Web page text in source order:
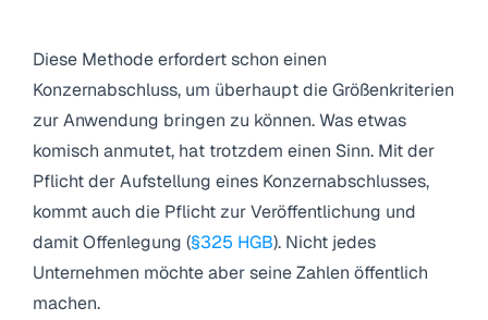
Diese Methode erfordert schon einen
Konzernabschluss, um überhaupt die Größenkriterien
zur Anwendung bringen zu können. Was etwas
komisch anmutet, hat trotzdem einen Sinn. Mit der
Pflicht der Aufstellung eines Konzernabschlusses,
kommt auch die Pflicht zur Veröffentlichung und
damit Offenlegung (§325 HGB). Nicht jedes
Unternehmen möchte aber seine Zahlen öffentlich
machen.